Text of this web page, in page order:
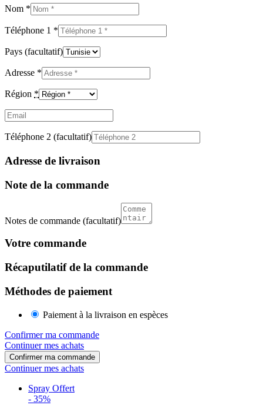
Nom *
Téléphone 1 *
Pays (facultatif)
Adresse *
Région *
Email
Téléphone 2 (facultatif)
Adresse de livraison
Note de la commande
Notes de commande (facultatif)
Votre commande
Récaputilatif de la commande
Méthodes de paiement
Paiement à la livraison en espèces
Confirmer ma commande
Continuer mes achats
Confirmer ma commande
Continuer mes achats
Spray Offert
- 35%